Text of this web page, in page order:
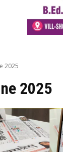
2025
2025